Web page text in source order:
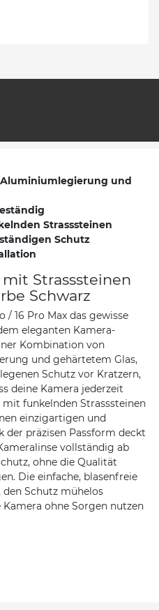
und
Strasssteinen
Schutz
Strasssteinen
Schwarz
/ 16 Pro Max das gewisse
eleganten Kamera-
Kombination von
und gehärtetem Glas,
Schutz vor Kratzern,
deine Kamera jederzeit
funkelnden Strasssteinen
einzigartigen und
der präzisen Passform deckt
vollständig ab
ohne die Qualität
Die einfache, blasenfreie
Schutz mühelos
ohne Sorgen nutzen